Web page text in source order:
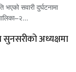
भएको सवारी दुर्घटनामा
अध्यक्षमा